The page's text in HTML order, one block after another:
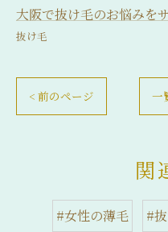
大阪で抜け毛のお悩みを
抜け毛
< 前のページ 一
関
#女性の薄毛 #